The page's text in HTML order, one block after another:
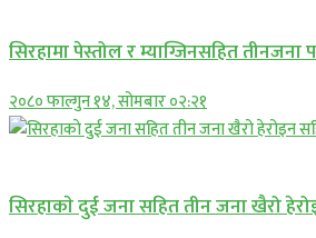
सिरहामा पेस्तोल र म्याग्जिनसहित तीनजना
२०८० फाल्गुन १४, सोमबार ०२:२१
सिरहाकाे दुई जना सहित तीन जना खैरो